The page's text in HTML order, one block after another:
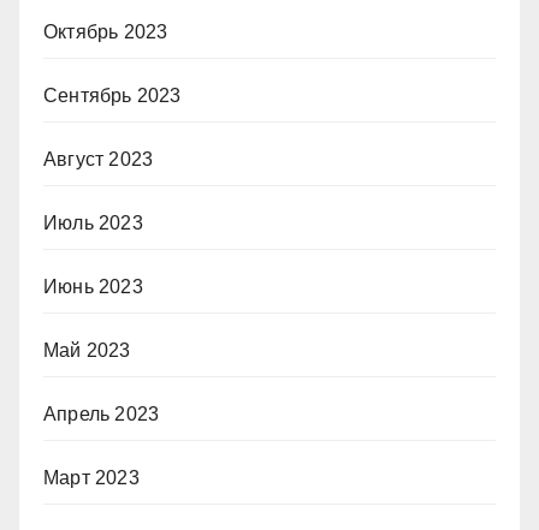
Октябрь 2023
Сентябрь 2023
Август 2023
Июль 2023
Июнь 2023
Май 2023
Апрель 2023
Март 2023